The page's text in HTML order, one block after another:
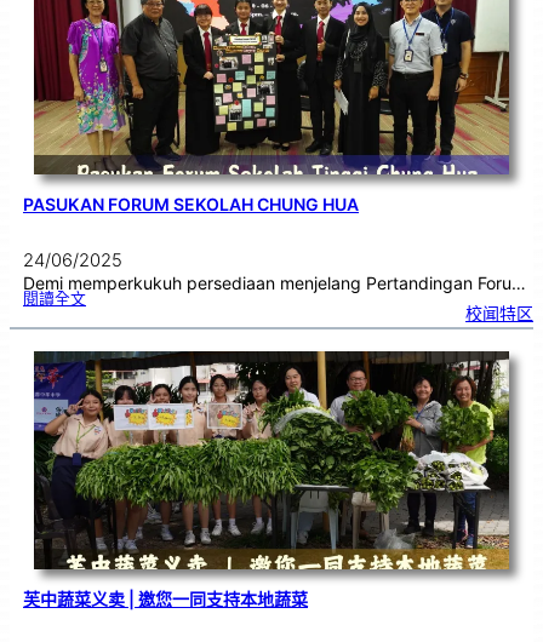
考
生
注
入
备
考
动
能
PASUKAN FORUM SEKOLAH CHUNG HUA
24/06/2025
Demi memperkukuh persediaan menjelang Pertandingan Foru…
閱讀全文:P
s
u
a
n
F
o
r
u
m
S
e
k
o
la
h
C
h
u
n
g
ua
校闻特区
芙中蔬菜义卖 | 邀您一同支持本地蔬菜